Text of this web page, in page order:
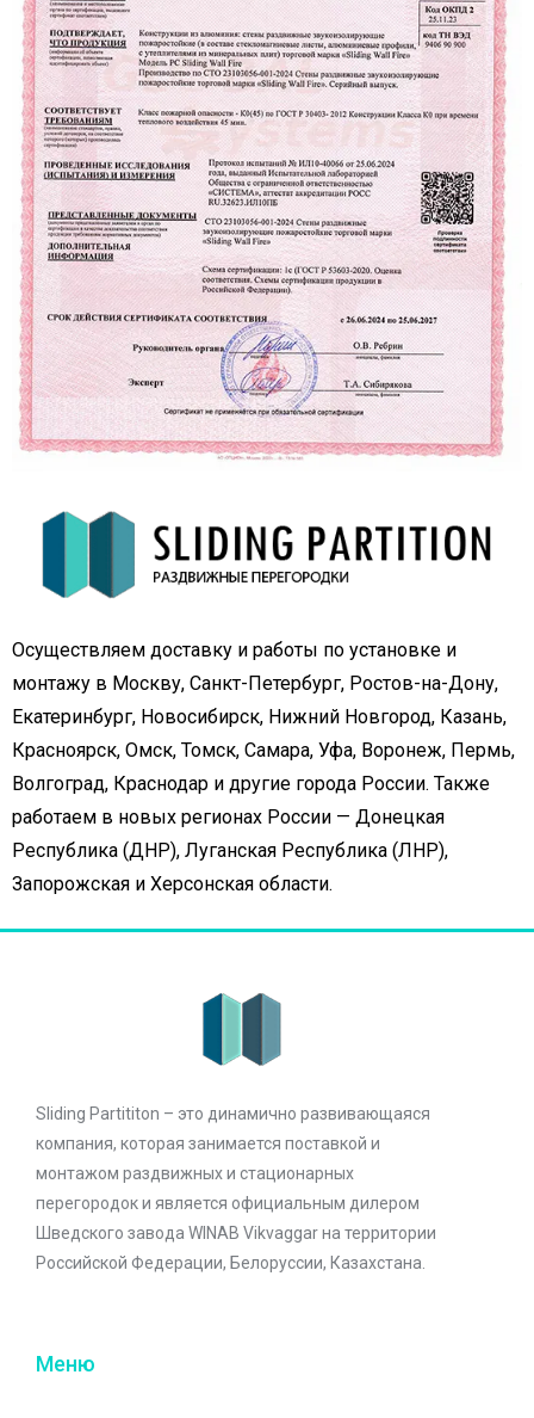
Осуществляем доставку и работы по установке и
монтажу в Москву, Санкт-Петербург, Ростов-на-Дону,
Екатеринбург, Новосибирск, Нижний Новгород, Казань,
Красноярск, Омск, Томск, Самара, Уфа, Воронеж, Пермь,
Волгоград, Краснодар и другие города России. Также
работаем в новых регионах России — Донецкая
Республика (ДНР), Луганская Республика (ЛНР),
Запорожская и Херсонская области.
Sliding Partititon – это динамично развивающаяся
компания, которая занимается поставкой и
монтажом раздвижных и стационарных
перегородок и является официальным дилером
Шведского завода WINAB Vikvaggar на территории
Российской Федерации, Белоруссии, Казахстана.
Меню